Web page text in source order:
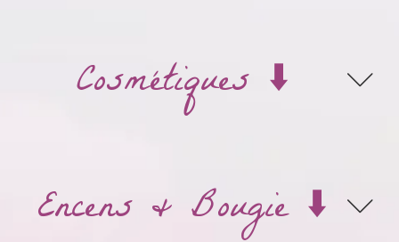
Cosmétiques ⬇️
Encens & Bougie ⬇️